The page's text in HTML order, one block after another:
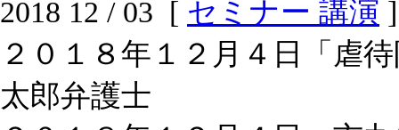
2018 12 / 03 [ セミナー 講演 ]
２０１８年１２月４日「虐
太郎弁護士